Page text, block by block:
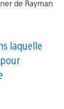
laquelle